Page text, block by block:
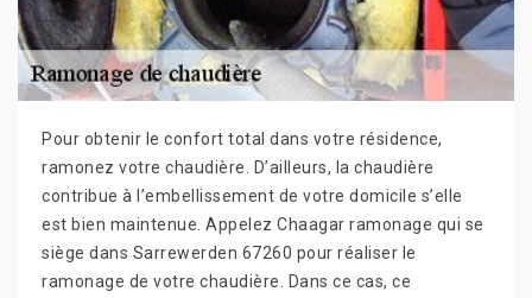
Pour obtenir le confort total dans votre résidence,
ramonez votre chaudière. D’ailleurs, la chaudière
contribue à l’embellissement de votre domicile s’elle
est bien maintenue. Appelez Chaagar ramonage qui se
siège dans Sarrewerden 67260 pour réaliser le
ramonage de votre chaudière. Dans ce cas, ce